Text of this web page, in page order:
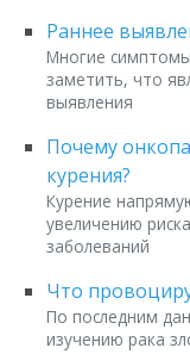
Раннее
Многие
заметить, что
выявления
Почему
курения?
Курение
увеличению
заболеваний
Что
По последним
изучению рака